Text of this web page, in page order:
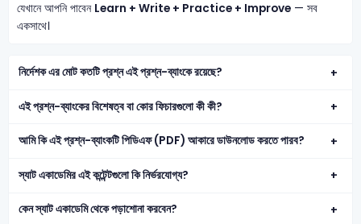
যেখানে আপনি পাবেন Learn + Write + Practice + Improve— সব
একসাথে।
নির্দেশক এর মোট কতটি প্রশ্ন এই প্রশ্ন-ব্যাংকে রয়েছে?
এই প্রশ্ন-ব্যাংকের বিশেষত্ব বা কোর ফিচারগুলো কী কী?
আমি কি এই প্রশ্ন-ব্যাংকটি পিডিএফ (PDF) আকারে ডাউনলোড করতে পারব?
স্যাট একাডেমির এই কন্টেন্টগুলো কি নির্ভরযোগ্য?
কেন স্যাট একাডেমি থেকে পড়াশোনা করবেন?